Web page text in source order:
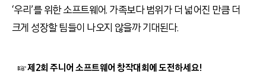
‘우리’를 위한 소프트웨어. 가족보다 범위가 더 넓어진 만큼 더
크게 성장할 팀들이 나오지 않을까 기대된다.
☞ 제2회 주니어 소프트웨어 창작대회에 도전하세요!